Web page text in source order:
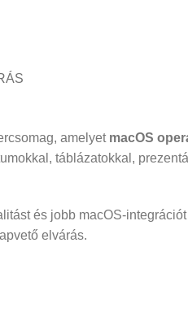
amelyet macOS
táblázatokkal,
és jobb macOS-
elvárás.